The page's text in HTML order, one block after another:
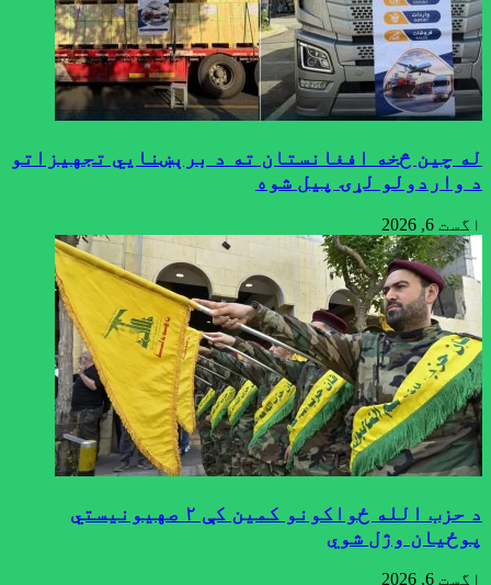
له چین څخه افغانستان ته د برېښنايي تجهیزاتو
د واردولو لړۍ پیل شوه
اگست 6, 2026
د حزب الله ځواکونو کمین کې ۲ صهیونیستي
پوځیان وژل شوي
اگست 6, 2026